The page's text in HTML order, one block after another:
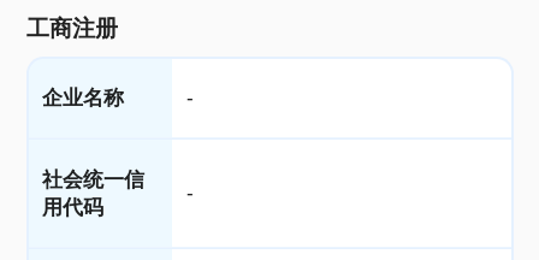
工商注册
企业名称 -
社会统一信
用代码
-